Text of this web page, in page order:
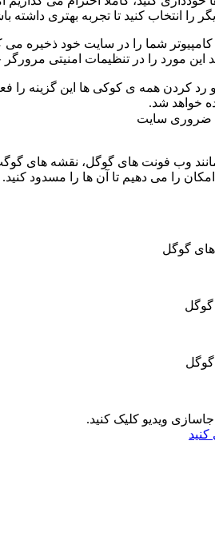
را انتخاب کنید تا تجربه بهتری
شما را در سایت خود ذخیره می
این مورد را در تنظیمات امنیتی
خواهد شد.
ضروری سایت
وب فونت های گوگل، نقشه های
امکان را می دهیم تا آن ها را مسدود
گوگل
گوگل
ویدیو کلیک کنید.